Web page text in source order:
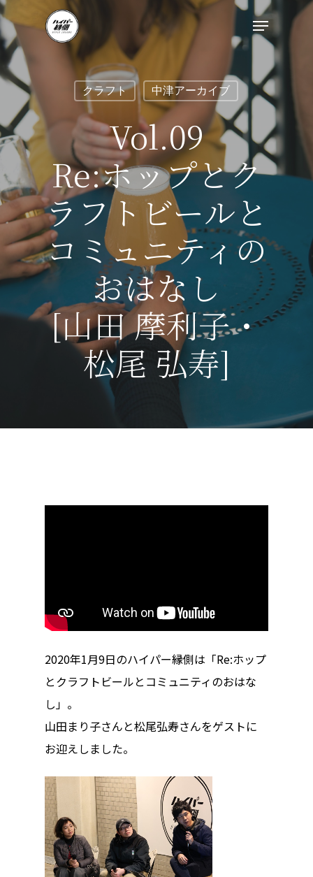
クラフト 中津アーカイブ
Vol.09
Re:ホップとク
ラフトビールと
コミュニティの
おはなし
[山田 摩利子・
松尾 弘寿]
2020年1月9日のハイパー縁側は「Re:ホップ
とクラフトビールとコミュニティのおはな
し」。
山田まり子さんと松尾弘寿さんをゲストに
お迎えしました。